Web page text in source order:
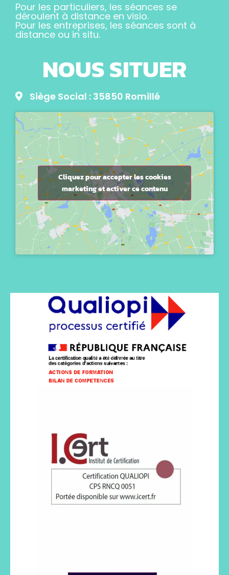
Pour les particuliers, les séances se
déroulent à distance en visio.
Pour les entreprises, les séances sont à
distance ou in situ.
NOUS SITUER
Siège Social : 35850 Romillé
Cliquez pour accepter les cookies
marketing et activer ce contenu